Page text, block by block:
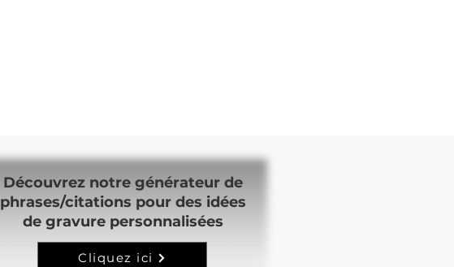
Découvrez notre générateur de
phrases/citations pour des idées
de gravure personnalisées
Cliquez ici